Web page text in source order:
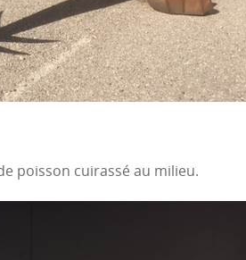
poisson cuirassé au milieu.